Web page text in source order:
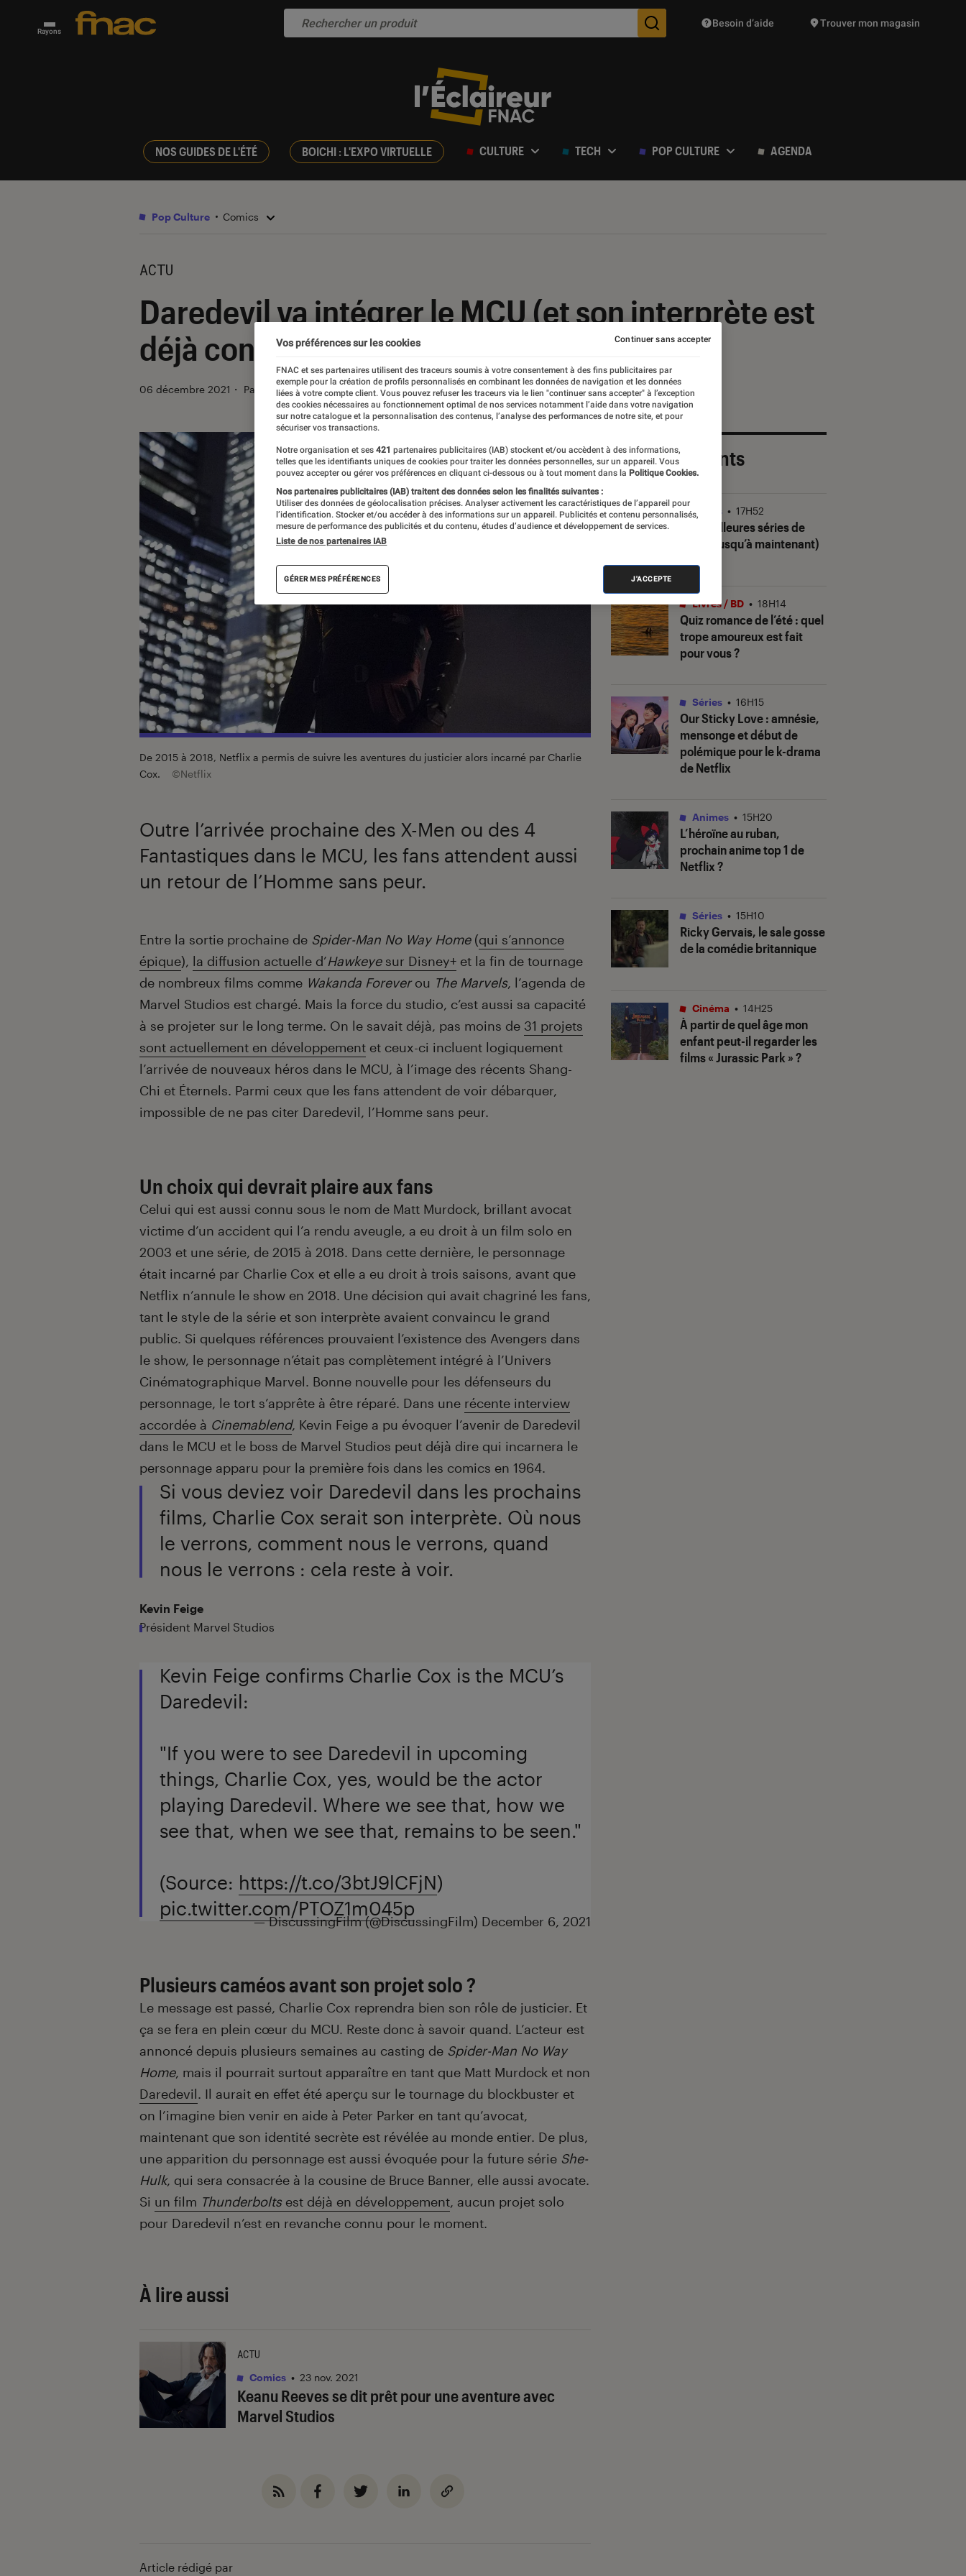
Rayons Des suggestions de produits vont vous être proposées
Besoin d’aide Trouver mon magasin
NOS GUIDES DE L'ÉTÉ BOICHI : L'EXPO VIRTUELLE CULTURE TECH POP CULTURE AGENDA
Pop Culture Comics
ACTU
Daredevil va intégrer le MCU (et son interprète est
déjà connu)
06 décembre 2021 ・ Par Alexandre Manceau
De 2015 à 2018, Netflix a permis de suivre les aventures du justicier alors incarné par Charlie
Cox.
©Netflix
Outre l’arrivée prochaine des X-Men ou des 4
Fantastiques dans le MCU, les fans attendent aussi
un retour de l’Homme sans peur.
Introduction
Entre la sortie prochaine de Spider-Man No Way Home(qui s’annonce
épique), la diffusion actuelle d’Hawkeyesur Disney+ et la fin de tournage
de nombreux films comme Wakanda Foreverou The Marvels, l’agenda de
Marvel Studios est chargé. Mais la force du studio, c’est aussi sa capacité
à se projeter sur le long terme. On le savait déjà, pas moins de 31 projets
sont actuellement en développement et ceux-ci incluent logiquement
l’arrivée de nouveaux héros dans le MCU, à l’image des récents Shang-
Chi et Éternels. Parmi ceux que les fans attendent de voir débarquer,
impossible de ne pas citer Daredevil, l’Homme sans peur.
Un choix qui devrait plaire aux fans
Celui qui est aussi connu sous le nom de Matt Murdock, brillant avocat
victime d’un accident qui l’a rendu aveugle, a eu droit à un film solo en
2003 et une série, de 2015 à 2018. Dans cette dernière, le personnage
était incarné par Charlie Cox et elle a eu droit à trois saisons, avant que
Netflix n’annule le show en 2018. Une décision qui avait chagriné les fans,
tant le style de la série et son interprète avaient convaincu le grand
public. Si quelques références prouvaient l’existence des Avengers dans
le show, le personnage n’était pas complètement intégré à l’Univers
Cinématographique Marvel. Bonne nouvelle pour les défenseurs du
personnage, le tort s’apprête à être réparé. Dans une récente interview
accordée à Cinemablend, Kevin Feige a pu évoquer l’avenir de Daredevil
dans le MCU et le boss de Marvel Studios peut déjà dire qui incarnera le
personnage apparu pour la première fois dans les comics en 1964.
Si vous deviez voir Daredevil dans les prochains
films, Charlie Cox serait son interprète. Où nous
le verrons, comment nous le verrons, quand
nous le verrons : cela reste à voir.
Kevin Feige
Président Marvel Studios
Kevin Feige confirms Charlie Cox is the MCU’s
Daredevil:
"If you were to see Daredevil in upcoming
things, Charlie Cox, yes, would be the actor
playing Daredevil. Where we see that, how we
see that, when we see that, remains to be seen."
(Source: https://t.co/3btJ9lCFjN)
pic.twitter.com/PTOZ1m045p
— DiscussingFilm (@DiscussingFilm) December 6, 2021
Plusieurs caméos avant son projet solo ?
Le message est passé, Charlie Cox reprendra bien son rôle de justicier. Et
ça se fera en plein cœur du MCU. Reste donc à savoir quand. L’acteur est
annoncé depuis plusieurs semaines au casting de Spider-Man No Way
Home, mais il pourrait surtout apparaître en tant que Matt Murdock et non
Daredevil. Il aurait en effet été aperçu sur le tournage du blockbuster et
on l’imagine bien venir en aide à Peter Parker en tant qu’avocat,
maintenant que son identité secrète est révélée au monde entier. De plus,
une apparition du personnage est aussi évoquée pour la future série She-
Hulk, qui sera consacrée à la cousine de Bruce Banner, elle aussi avocate.
Si un film Thunderboltsest déjà en développement, aucun projet solo
pour Daredevil n’est en revanche connu pour le moment.
À lire aussi
Keanu Reeves se dit prêt pour une aventure avec
Marvel Studios
ACTU
Comics • 23 nov. 2021
Article rédigé par
Les plus récents
Les meilleures séries de
2026 (jusqu’à maintenant)
Séries • 17H52
Quiz romance de l’été : quel
trope amoureux est fait
pour vous ?
Livres / BD • 18H14
Our Sticky Love: amnésie,
mensonge et début de
polémique pour le k-drama
de Netflix
Séries • 16H15
L’héroïne au ruban,
prochain anime top 1 de
Netflix ?
Animes • 15H20
Ricky Gervais, le sale gosse
de la comédie britannique
Séries • 15H10
À partir de quel âge mon
enfant peut-il regarder les
films « Jurassic Park » ?
Cinéma • 14H25
Vos préférences sur les cookies
FNAC et ses partenaires utilisent des traceurs soumis à votre consentement à des fins publicitaires par
exemple pour la création de profils personnalisés en combinant les données de navigation et les données
liées à votre compte client. Vous pouvez refuser les traceurs via le lien "continuer sans accepter" à l’exception
des cookies nécessaires au fonctionnement optimal de nos services notamment l’aide dans votre navigation
sur notre catalogue et la personnalisation des contenus, l’analyse des performances de notre site, et pour
sécuriser vos transactions.
Notre organisation et ses 421 partenaires publicitaires (IAB) stockent et/ou accèdent à des informations,
telles que les identifiants uniques de cookies pour traiter les données personnelles, sur un appareil. Vous
pouvez accepter ou gérer vos préférences en cliquant ci-dessous ou à tout moment dans la Politique Cookies.
Nos partenaires publicitaires (IAB) traitent des données selon les finalités suivantes :
Utiliser des données de géolocalisation précises. Analyser activement les caractéristiques de l’appareil pour
l’identification. Stocker et/ou accéder à des informations sur un appareil. Publicités et contenu personnalisés,
mesure de performance des publicités et du contenu, études d’audience et développement de services.
Liste de nos partenaires IAB
GÉRER MES PRÉFÉRENCES J'ACCEPTE
Continuer sans accepter